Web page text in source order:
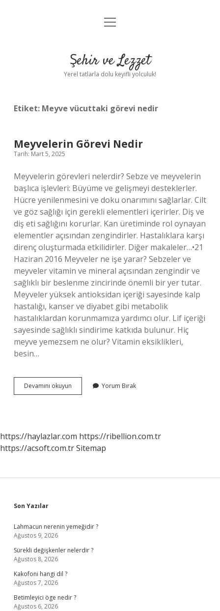
Anasayfa
Yasal Uyarı
menüyü
Şehir ve Lezzet
Yerel tatlarla dolu keyifli yolculuk!
Etiket: Meyve vücuttaki görevi nedir
Meyvelerin Görevi Nedir
Tarih: Mart 5, 2025
Meyvelerin görevleri nelerdir? Sebze ve meyvelerin
başlıca işlevleri: Büyüme ve gelişmeyi desteklerler.
Hücre yenilenmesini ve doku onarımını sağlarlar. Cilt
ve göz sağlığı için gerekli elementleri içerirler. Diş ve
diş eti sağlığını korurlar. Kan üretiminde rol oynayan
elementler açısından zengindirler. Hastalıklara karşı
direnç oluşturmada etkilidirler. Diğer makaleler…•21
Haziran 2016 Meyveler ne işe yarar? Sebzeler ve
meyveler vitamin ve mineral açısından zengindir ve
sağlıklı bir beslenme zincirinde önemli bir yer tutar.
Meyveler yüksek antioksidan içeriği sayesinde kalp
hastalığı, kanser ve diyabet gibi metabolik
hastalıklardan korunmamıza yardımcı olur. Lif içeriği
sayesinde sağlıklı sindirime katkıda bulunur. Hiç
meyve yemezsem ne olur? Vitamin eksiklikleri,
besin…
Devamını okuyun Meyvelerin
Görevi
Yorum Bırak
https://haylazlar.com https://ribellion.com.tr
https://acsoft.com.trSitemap
Sidebar
Son Yazılar
Lahmacun nerenin yemeğidir ?
Ağustos 9, 2026
Sürekli değişkenler nelerdir ?
Ağustos 8, 2026
Kakofoni hangi dil ?
Ağustos 7, 2026
Betimleyici öge nedir ?
Ağustos 6, 2026